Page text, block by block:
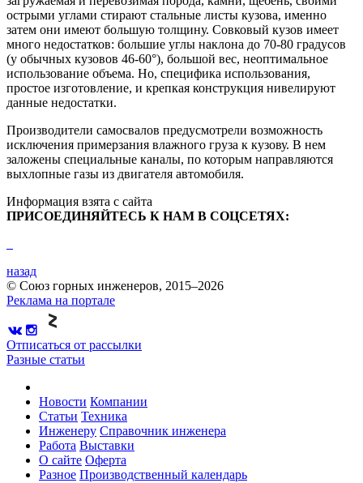
острыми углами стирают стальные листы кузова, именно
затем они имеют большую толщину. Совковый кузов имеет
много недостатков: большие углы наклона до 70-80 градусов
(у обычных кузовов 46-60°), большой вес, неоптимальное
использование объема. Но, специфика использования,
простое изготовление, и крепкая конструкция нивелируют
данные недостатки.
Производители самосвалов предусмотрели возможность
исключения примерзания влажного груза к кузову. В нем
заложены специальные каналы, по которым направляются
выхлопные газы из двигателя автомобиля.
Информация взята с сайта
ПРИСОЕДИНЯЙТЕСЬ К НАМ В СОЦСЕТЯХ:
назад
© Союз горных инженеров, 2015–2026
Реклама на портале
Отписаться от рассылки
Разные статьи
Новости Компании
Статьи Техника
Инженеру Справочник инженера
Работа Выставки
О сайте Оферта
Разное Производственный календарь